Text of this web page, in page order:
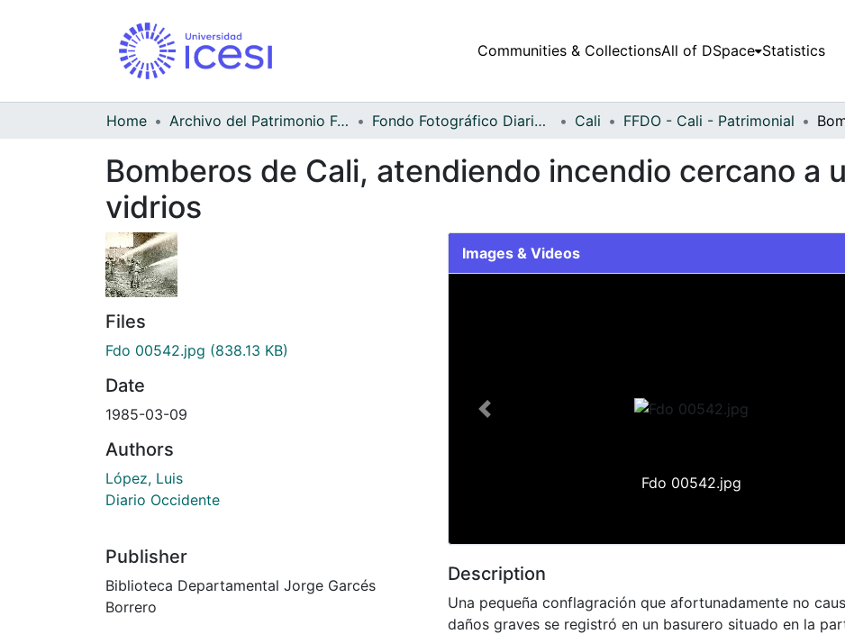
Communities & CollectionsAll of DSpace Statistics
Home Archivo del Patrimonio Fotográfico y Fílmico del Valle del Cauca Fondo Fotográfico Diario Occidente Cali FFDO - Cali - Patrimonial
Bomberos de Cali, atendiendo incendio cercano a
vidrios
Files
Fdo 00542.jpg (838.13 KB)
Date
1985-03-09
Authors
López, Luis
Diario Occidente
Publisher
Biblioteca Departamental Jorge Garcés
Borrero
Images & Videos
Fdo 00542.jpg
Previous
Description
Una pequeña conflagración que afortunadamente no
daños graves se registró en un basurero situado en la